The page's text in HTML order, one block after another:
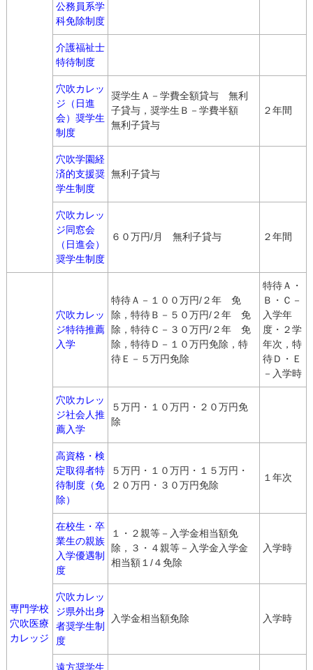
公務員系学
科免除制度
介護福祉士
特待制度
穴吹カレッ
ジ（日進
会）奨学生
制度
奨学生Ａ－学費全額貸与 無利
子貸与，奨学生Ｂ－学費半額
無利子貸与
２年間
穴吹学園経
済的支援奨
学生制度
無利子貸与
穴吹カレッ
ジ同窓会
（日進会）
奨学生制度
６０万円/月 無利子貸与 ２年間
専門学校
穴吹医療
カレッジ
穴吹カレッ
ジ特待推薦
入学
特待Ａ－１００万円/２年 免
除，特待Ｂ－５０万円/２年 免
除，特待Ｃ－３０万円/２年 免
除，特待Ｄ－１０万円免除，特
待Ｅ－５万円免除
特待Ａ・
Ｂ・Ｃ－
入学年
度・２学
年次，特
待Ｄ・Ｅ
－入学時
穴吹カレッ
ジ社会人推
薦入学
５万円・１０万円・２０万円免
除
高資格・検
定取得者特
待制度（免
除）
５万円・１０万円・１５万円・
２０万円・３０万円免除
１年次
在校生・卒
業生の親族
入学優遇制
度
１・２親等－入学金相当額免
除，３・４親等－入学金入学金
相当額１/４免除
入学時
穴吹カレッ
ジ県外出身
者奨学生制
度
入学金相当額免除 入学時
遠方奨学生